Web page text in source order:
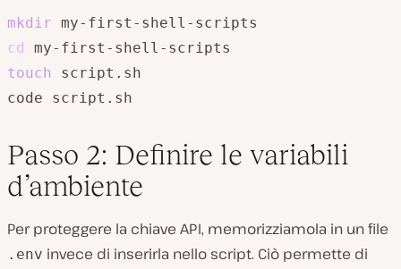
mkdir
cd
touch
script.sh
code script.sh
Passo 2: Definire le variabili
d’ambiente
Per proteggere la chiave API, memorizziamola in un file
.env invece di inserirla nello script. Ciò permette di